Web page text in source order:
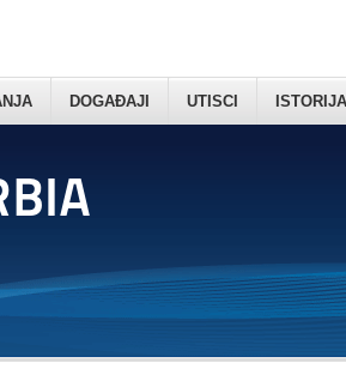
DOGAĐAJI UTISCI ISTORIJA